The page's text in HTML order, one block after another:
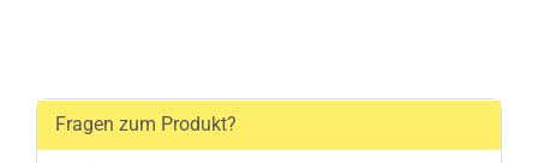
Fragen zum Produkt?